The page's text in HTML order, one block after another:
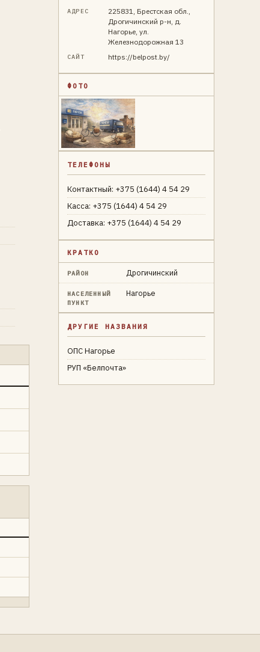
АДРЕС
225831, Брестская обл.,
Дрогичинский р-н, д.
Нагорье, ул.
Железнодорожная 13
САЙТ https://belpost.by/
ФОТО
ТЕЛЕФОНЫ
Контактный: +375 (1644) 4 54 29
Касса: +375 (1644) 4 54 29
Доставка: +375 (1644) 4 54 29
КРАТКО
РАЙОН Дрогичинский
НАСЕЛЕННЫЙ
ПУНКТ
Нагорье
ДРУГИЕ НАЗВАНИЯ
ОПС Нагорье
РУП «Белпочта»